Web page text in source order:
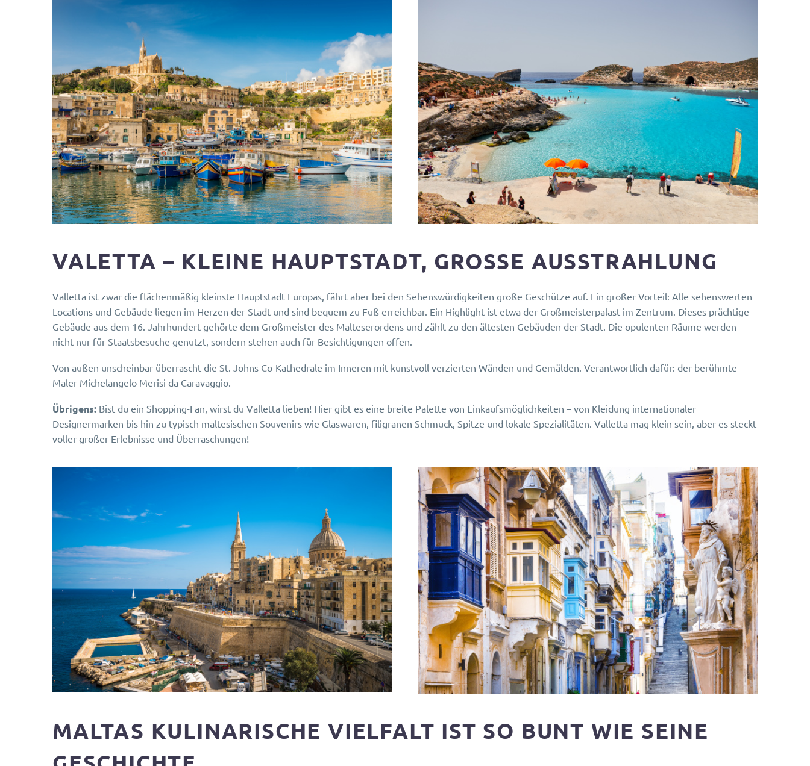
VALETTA – KLEINE HAUPTSTADT, GROSSE AUSSTRAHLUNG
Valletta ist zwar die flächenmäßig kleinste Hauptstadt Europas, fährt aber bei den Sehenswürdigkeiten große Geschütze auf. Ein großer Vorteil: Alle sehenswerten
Locations und Gebäude liegen im Herzen der Stadt und sind bequem zu Fuß erreichbar. Ein Highlight ist etwa der Großmeisterpalast im Zentrum. Dieses prächtige
Gebäude aus dem 16. Jahrhundert gehörte dem Großmeister des Malteserordens und zählt zu den ältesten Gebäuden der Stadt. Die opulenten Räume werden
nicht nur für Staatsbesuche genutzt, sondern stehen auch für Besichtigungen offen.
Von außen unscheinbar überrascht die St. Johns Co-Kathedrale im Inneren mit kunstvoll verzierten Wänden und Gemälden. Verantwortlich dafür: der berühmte
Maler Michelangelo Merisi da Caravaggio.
Übrigens: Bist du ein Shopping-Fan, wirst du Valletta lieben! Hier gibt es eine breite Palette von Einkaufsmöglichkeiten – von Kleidung internationaler
Designermarken bis hin zu typisch maltesischen Souvenirs wie Glaswaren, filigranen Schmuck, Spitze und lokale Spezialitäten. Valletta mag klein sein, aber es steckt
voller großer Erlebnisse und Überraschungen!
MALTAS KULINARISCHE VIELFALT IST SO BUNT WIE SEINE